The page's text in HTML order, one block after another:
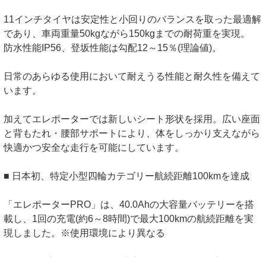
11インチタイヤは安定性と小回りのバランスを取った最適解
であり、車両重量50kgながら150kgまでの耐荷重を実現。
防水性能IP56、登坂性能は勾配12～15％(理論値)。
日常のあらゆる使用において耐えうる性能と耐久性を備えて
います。
加えてエレポーターでは新しいシート形状を採用。広い座面
と背もたれ・腰部サポートにより、体をしっかり支えながら
快適かつ安全な走行を可能にしています。
■ 日本初、特定小型四輪カテゴリー航続距離100kmを達成
「エレポーターPRO」は、40.0Ahの大容量バッテリーを搭
載し、1回の充電(約6～8時間)で最大100kmの航続距離を実
現しました。※使用環境により異なる